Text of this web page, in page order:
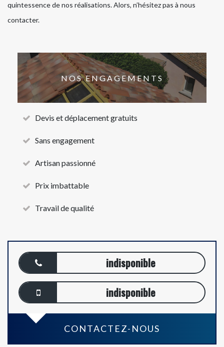
quintessence de nos réalisations. Alors, n’hésitez pas à nous
contacter.
NOS ENGAGEMENTS
Devis et déplacement gratuits
Sans engagement
Artisan passionné
Prix imbattable
Travail de qualité
indisponible
indisponible
CONTACTEZ-NOUS